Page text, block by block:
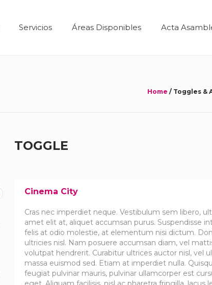
Servicios Áreas Disponibles Acta
Home / Toggles &
TOGGLE
Cinema City
Cras nec imperdiet neque. Vestibulum sem libero,
amet elit at, aliquet accumsan purus. Suspendisse
felis at odio molestie, at elementum nisi dictum.
ultricies nisl. Nam posuere accumsan diam, vel
volutpat hendrerit. Curabitur ultrices auctor nisl, vel
massa euismod sed. Etiam at imperdiet nulla.
feugiat pulvinar mauris, pulvinar ullamcorper est